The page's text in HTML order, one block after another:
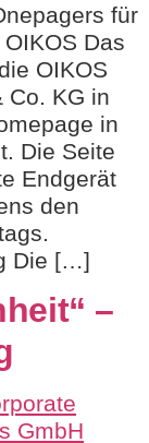
für
Das
OIKOS
Co. KG in
in
Die Seite
Endgerät
den
Die […]
–